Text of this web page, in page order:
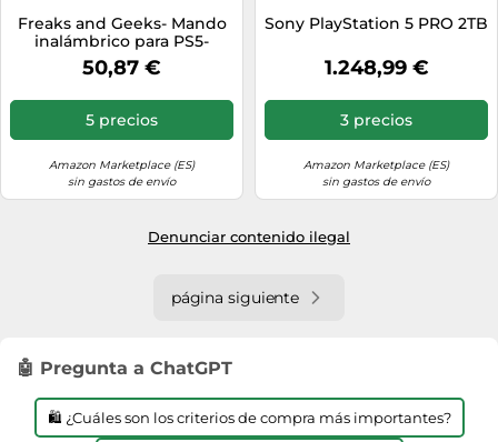
Freaks and Geeks- Mando
inalámbrico para PS5-
Negro y Blanco
50,87 €
5 precios
Amazon Marketplace (ES)
sin gastos de envío
Sony PlayStation 5 PRO 2TB
1.248,99 €
3 precios
Amazon Marketplace (ES)
sin gastos de envío
Denunciar contenido ilegal
página siguiente
🤖 Pregunta a ChatGPT
🛍️ ¿Cuáles son los criterios de compra más importantes?